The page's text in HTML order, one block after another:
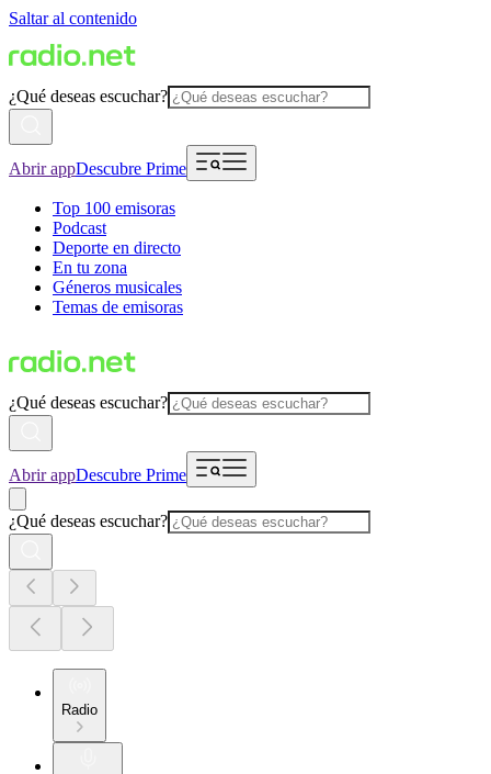
Saltar al contenido
¿Qué deseas escuchar?
Abrir appDescubre Prime
Top 100 emisoras
Podcast
Deporte en directo
En tu zona
Géneros musicales
Temas de emisoras
¿Qué deseas escuchar?
Abrir appDescubre Prime
¿Qué deseas escuchar?
Radio